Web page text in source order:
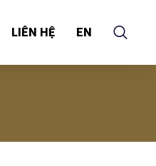
LIÊN HỆ EN